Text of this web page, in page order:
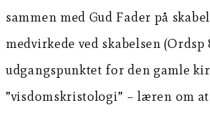
sammen med Gud Fader på
medvirkede ved skabelsen (Ordsp
udgangspunktet for den gamle
”visdomskristologi” – læren om